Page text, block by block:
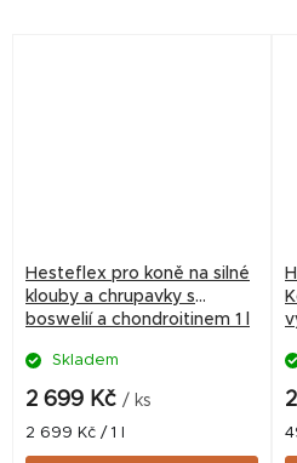
Hesteflex pro koně na silné
klouby a chrupavky s
boswelií a chondroitinem 1 l
Skladem
2 699 Kč / ks
Měrná
cena:
2 699 Kč / 1 l